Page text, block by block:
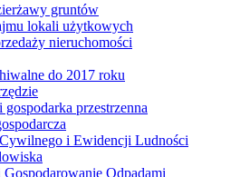
gruntów
lokali użytkowych
nieruchomości
do 2017 roku
przestrzenna
i Ewidencji Ludności
Gospodarowanie Odpadami